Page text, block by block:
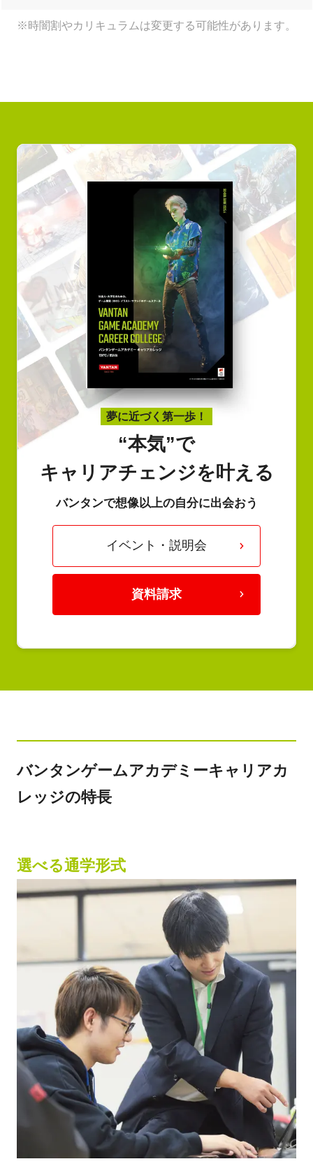
※時闇割やカリキュラムは変更する可能性があります。
夢に近づく第一歩！
“本気”で
キャリアチェンジを叶える
バンタンで想像以上の自分に出会おう
イベント・説明会
資料請求
バンタンゲームアカデミーキャリアカ
レッジの特長
選べる通学形式